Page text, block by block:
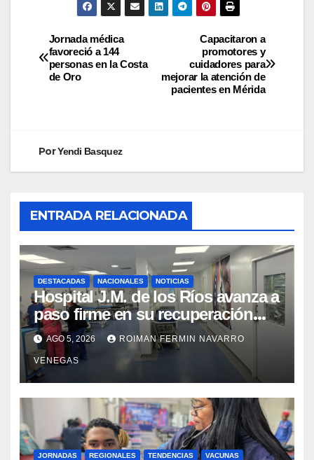
Capacitaron a
promotores y
cuidadores para
mejorar la atención de
pacientes en Mérida
Jornada médica
favoreció a 144
personas en la Costa
de Oro
PorYendi Basquez
ENTRADA RELACIONADA
DESTACADAS NACIONALES NOTICIAS
Hospital J.M. de los Ríos avanza a
paso firme en su recuperación
tras los recientes eventos
sísmicos
AGO 5, 2026 ROIMAN FERMIN NAVARRO
VENEGAS
JORNADAS REGIONALES TENDENCIAS VACUNAS